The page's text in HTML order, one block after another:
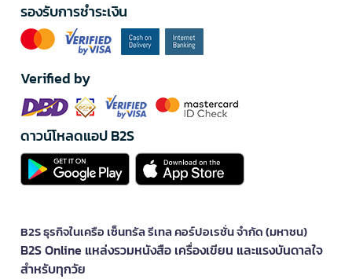
รองรับการชำระเงิน
Verified by
ดาวน์โหลดแอป B2S
B2S ธุรกิจในเครือ เซ็นทรัล รีเทล คอร์ปอเรชั่น จำกัด (มหาชน)
B2S Online แหล่งรวมหนังสือ เครื่องเขียน และแรงบันดาลใจ
สำหรับทุกวัย